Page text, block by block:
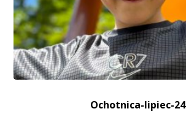
Ochotnica-lipiec-24